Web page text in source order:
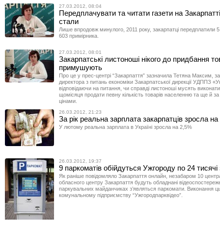
27.03.2012, 08:04
Передплачувати та читати газети на
стали
Лише впродовж минулого, 2011 року, закарпатці передплатили
603 примірника.
27.03.2012, 08:01
Закарпатські листоноші нікого до придбання
примушують
Про це у прес-центрі “Закарпаття” зазначила Тетяна Максим,
директора з питань економіки Закарпатської дирекції УДППЗ
відповідаючи на питання, чи справді листоноші мусять виконати
щомісяця продати певну кількість товарів населенню та ще й
цінами.
26.03.2012, 21:23
За рік реальна зарплата закарпатців зросла
У лютому реальна зарплата в Україні зросла на 2,5%
26.03.2012, 19:37
9 паркоматів обійдуться Ужгороду по 24
Як раніше повідомляло Закарпаття онлайн, незабаром 10
обласного центру Закарпаття будуть обладнані
паркувальних майданчиках з’являться паркомати. Виконання
комунальному підприємству “Ужгородпарквідео”.